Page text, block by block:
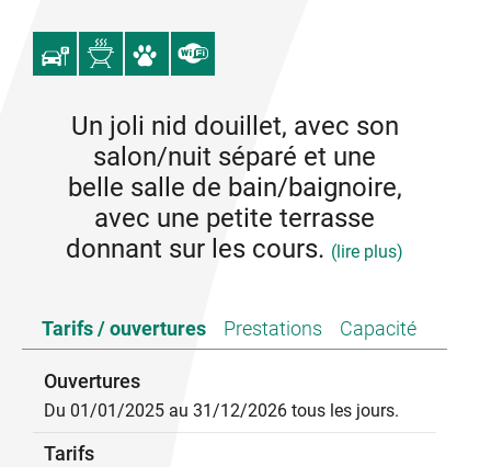
Un joli nid douillet, avec son
salon/nuit séparé et une
belle salle de bain/baignoire,
avec une petite terrasse
donnant sur les cours. (lire plus)
indépendante, son coin séjour/couchage tout
équipé et une jolie salle de bain/baignoire. Il est en
accès direct à deux cours communes équipées de
bains de soleil, de salon de jardin, barbecue, table de
ping-pong, banc de musculation et vélo fixe. Sa
situation permet un accès rapide à tous les sites
Tarifs / ouvertures Prestations Capacité
Ouvertures
Du 01/01/2025 au 31/12/2026 tous les jours.
Tarifs